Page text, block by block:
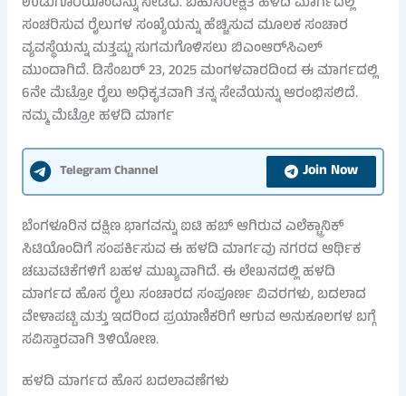
ಸಂಚರಿಸುವ ರೈಲುಗಳ ಸಂಖ್ಯೆಯನ್ನು ಹೆಚ್ಚಿಸುವ ಮೂಲಕ ಸಂಚಾರ
ವ್ಯವಸ್ಥೆಯನ್ನು ಮತ್ತಷ್ಟು ಸುಗಮಗೊಳಿಸಲು ಬಿಎಂಆರ್‌ಸಿಎಲ್
ಮುಂದಾಗಿದೆ. ಡಿಸೆಂಬರ್ 23, 2025 ಮಂಗಳವಾರದಿಂದ ಈ ಮಾರ್ಗದಲ್ಲಿ
6ನೇ ಮೆಟ್ರೋ ರೈಲು ಅಧಿಕೃತವಾಗಿ ತನ್ನ ಸೇವೆಯನ್ನು ಆರಂಭಿಸಲಿದೆ.
ನಮ್ಮ ಮೆಟ್ರೋ ಹಳದಿ ಮಾರ್ಗ
Telegram Channel Join Now
ಬೆಂಗಳೂರಿನ ದಕ್ಷಿಣ ಭಾಗವನ್ನು ಐಟಿ ಹಬ್ ಆಗಿರುವ ಎಲೆಕ್ಟ್ರಾನಿಕ್
ಸಿಟಿಯೊಂದಿಗೆ ಸಂಪರ್ಕಿಸುವ ಈ ಹಳದಿ ಮಾರ್ಗವು ನಗರದ ಆರ್ಥಿಕ
ಚಟುವಟಿಕೆಗಳಿಗೆ ಬಹಳ ಮುಖ್ಯವಾಗಿದೆ. ಈ ಲೇಖನದಲ್ಲಿ ಹಳದಿ
ಮಾರ್ಗದ ಹೊಸ ರೈಲು ಸಂಚಾರದ ಸಂಪೂರ್ಣ ವಿವರಗಳು, ಬದಲಾದ
ವೇಳಾಪಟ್ಟಿ ಮತ್ತು ಇದರಿಂದ ಪ್ರಯಾಣಿಕರಿಗೆ ಆಗುವ ಅನುಕೂಲಗಳ ಬಗ್ಗೆ
ಸವಿಸ್ತಾರವಾಗಿ ತಿಳಿಯೋಣ.
ಹಳದಿ ಮಾರ್ಗದ ಹೊಸ ಬದಲಾವಣೆಗಳು